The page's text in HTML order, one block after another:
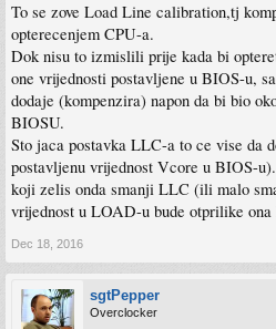
To se zove Load Line calibration,tj
opterecenjem CPU-a.
Dok nisu to izmislili prije kada bi
one vrijednosti postavljene u BIOS-u,
dodaje (kompenzira) napon da bi bio
BIOSU.
Sto jaca postavka LLC-a to ce vise da
postavljenu vrijednost Vcore u BIOS-
koji zelis onda smanji LLC (ili malo
vrijednost u LOAD-u bude otprilike
Dec 18, 2016
sgtPepper
Overclocker